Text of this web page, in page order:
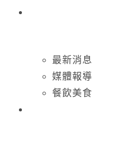
最新消息
媒體報導
餐飲美食